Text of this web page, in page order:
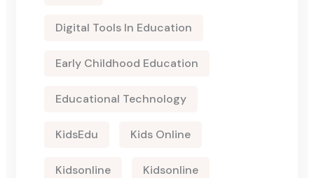
Digital Tools In Education
Early Childhood Education
Educational Technology
KidsEdu Kids Online
Kidsonline Kidsonline